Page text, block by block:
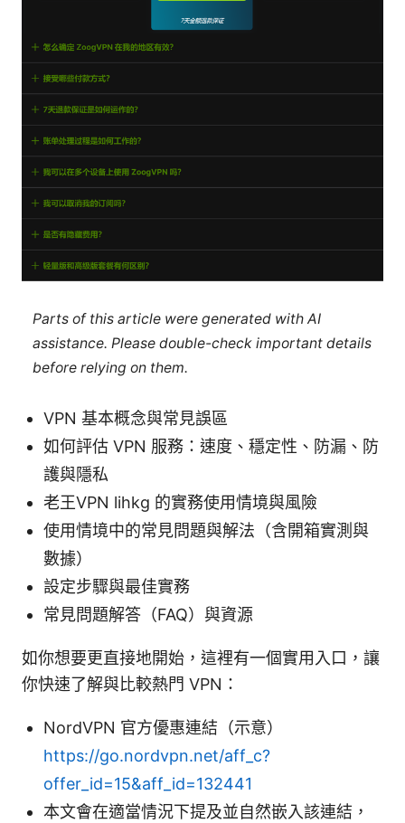
Parts of this article were generated with AI
assistance. Please double-check important details
before relying on them.
VPN 基本概念與常見誤區
如何評估 VPN 服務：速度、穩定性、防漏、防
護與隱私
老王VPN lihkg 的實務使用情境與風險
使用情境中的常見問題與解法（含開箱實測與
數據）
設定步驟與最佳實務
常見問題解答（FAQ）與資源
如你想要更直接地開始，這裡有一個實用入口，讓
你快速了解與比較熱門 VPN：
NordVPN 官方優惠連結（示意）
https://go.nordvpn.net/aff_c?
offer_id=15&aff_id=132441
本文會在適當情況下提及並自然嵌入該連結，